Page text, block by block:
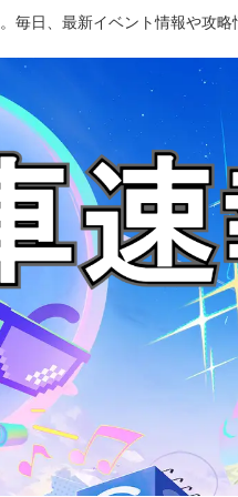
毎日、最新イベント情報や攻